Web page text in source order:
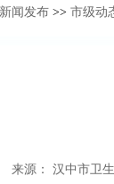
新闻发布 >> 市级动
来源： 汉中市卫